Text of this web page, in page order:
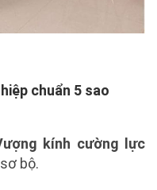
chuẩn 5 sao
kính cường lực
bộ.